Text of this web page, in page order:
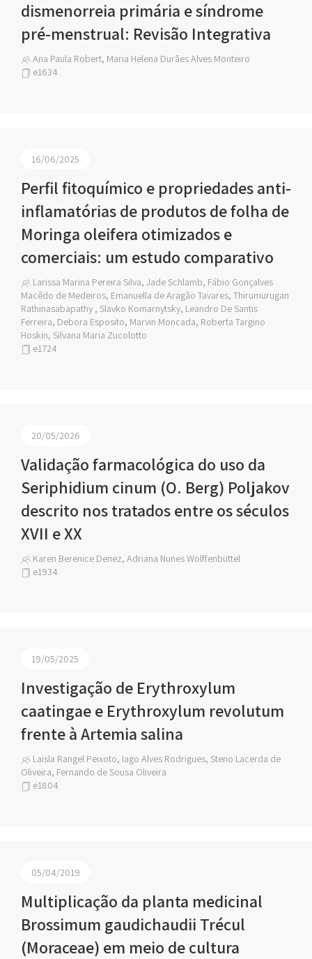
dismenorreia primária e síndrome
pré-menstrual: Revisão Integrativa
Ana Paula Robert, Maria Helena Durães Alves Monteiro
e1634
16/06/2025
Perfil fitoquímico e propriedades anti-
inflamatórias de produtos de folha de
Moringa oleifera otimizados e
comerciais: um estudo comparativo
Larissa Marina Pereira Silva, Jade Schlamb, Fábio Gonçalves
Macêdo de Medeiros, Emanuella de Aragão Tavares, Thirumurugan
Rathinasabapathy , Slavko Komarnytsky, Leandro De Santis
Ferreira, Debora Esposito, Marvin Moncada, Roberta Targino
Hoskin, Silvana Maria Zucolotto
e1724
20/05/2026
Validação farmacológica do uso da
Seriphidium cinum (O. Berg) Poljakov
descrito nos tratados entre os séculos
XVII e XX
Karen Berenice Denez, Adriana Nunes Wolffenbüttel
e1934
19/05/2025
Investigação de Erythroxylum
caatingae e Erythroxylum revolutum
frente à Artemia salina
Laisla Rangel Peixoto, Iago Alves Rodrigues, Steno Lacerda de
Oliveira, Fernando de Sousa Oliveira
e1804
05/04/2019
Multiplicação da planta medicinal
Brossimum gaudichaudii Trécul
(Moraceae) em meio de cultura